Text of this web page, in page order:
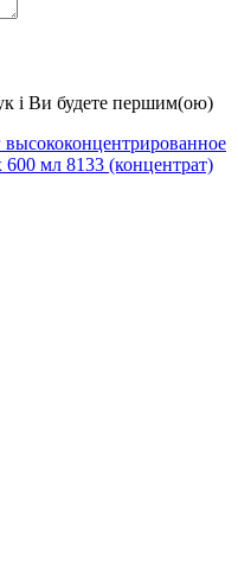
і Ви будете першим(ою)
мл 8133 (концентрат)